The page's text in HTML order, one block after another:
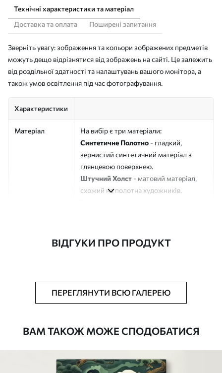
Технічні характеристики та матеріал
Доставка та оплата
Поширені запитання
Зверніть увагу: зображення та кольори зображених предметів
можуть дещо відрізнятися від зображень на сайті. Це залежить
від роздільної здатності та налаштувань вашого монітора, а
також умов освітлення під час фотографування.
Характеристики
Матеріал
На вибір є три матеріали:
Синтетичне Полотно - гладкий,
зернистий синтетичний матеріал з
глянцевою поверхнею.
Штучний Холст - матовий матеріал,
схожий на полотна художників.
Додатково Можна додати лакове покриття.
Від290.00грн
Яскраві, насичені кольори
ВІДГУКИ ПРО ПРОДУКТ
ПЕРЕГЛЯНУТИ ВСЮ ГАЛЕРЕЮ
ВАМ ТАКОЖ МОЖЕ СПОДОБАТИСЯ